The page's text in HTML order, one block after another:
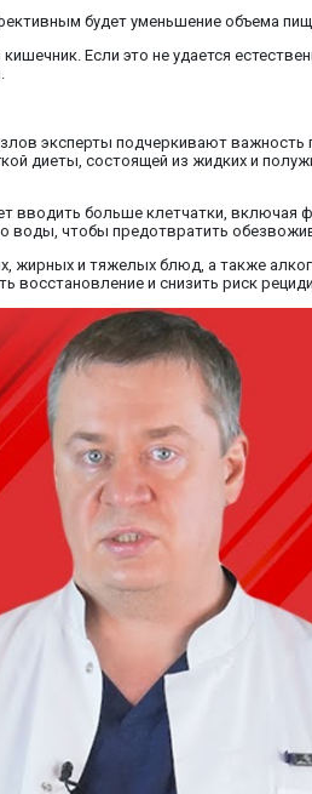
будет уменьшение объема
Если это не удается
эксперты подчеркивают
диеты, состоящей из жидких и
вводить больше клетчатки,
воды, чтобы предотвратить
жирных и тяжелых блюд, а также
восстановление и снизить риск